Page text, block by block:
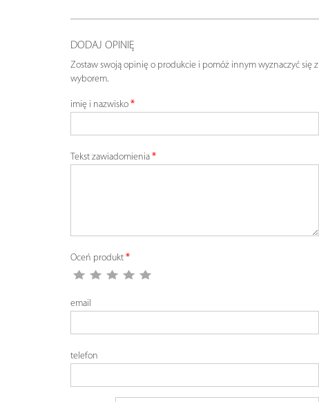
DODAJ OPINIĘ
Zostaw swoją opinię o produkcie i pomóż innym wyznaczyć się z
wyborem.
imię i nazwisko
Tekst zawiadomienia
Oceń produkt
email
telefon